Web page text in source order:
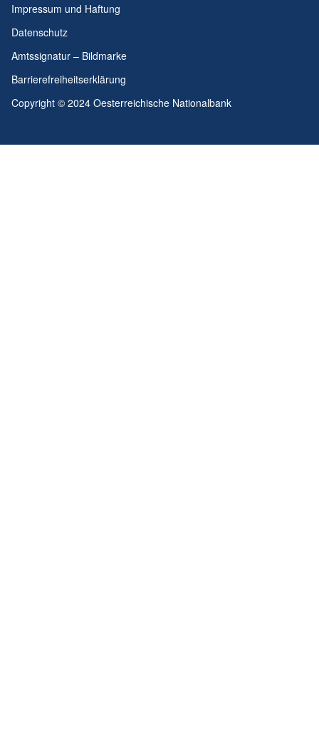
Impressum und Haftung
Datenschutz
Amtssignatur – Bildmarke
Barrierefreiheitserklärung
Copyright © 2024 Oesterreichische Nationalbank